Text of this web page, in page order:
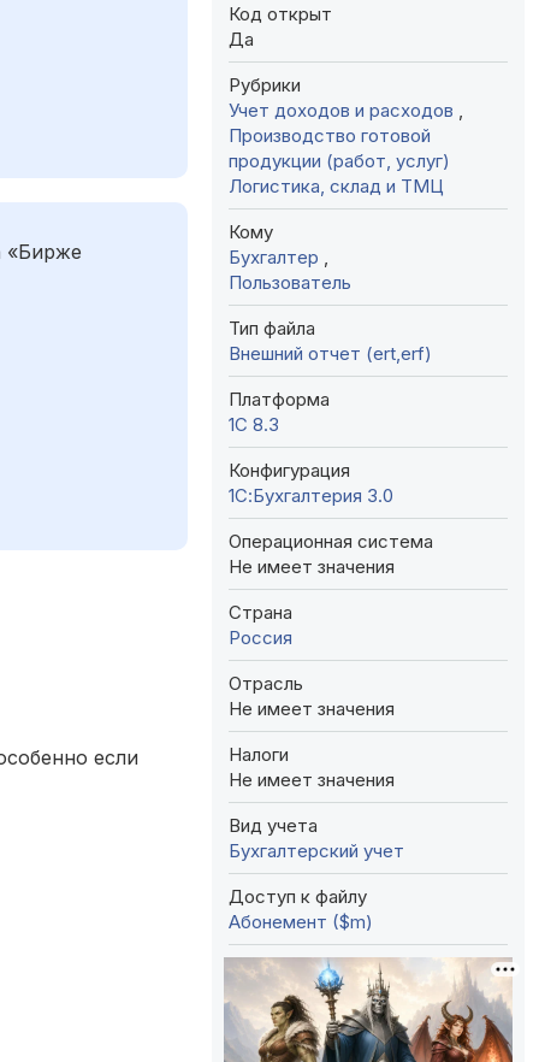
«Бирже
если
Код открыт
Да
Рубрики
Учет доходов и расходов
Производство готовой
продукции (работ, услуг)
Логистика, склад и ТМЦ
Кому
Бухгалтер
Пользователь
Тип файла
Внешний отчет (ert,erf)
Платформа
1С 8.3
Конфигурация
1С:Бухгалтерия 3.0
Операционная система
Не имеет значения
Страна
Россия
Отрасль
Не имеет значения
Налоги
Не имеет значения
Вид учета
Бухгалтерский учет
Доступ к файлу
Абонемент ($m)